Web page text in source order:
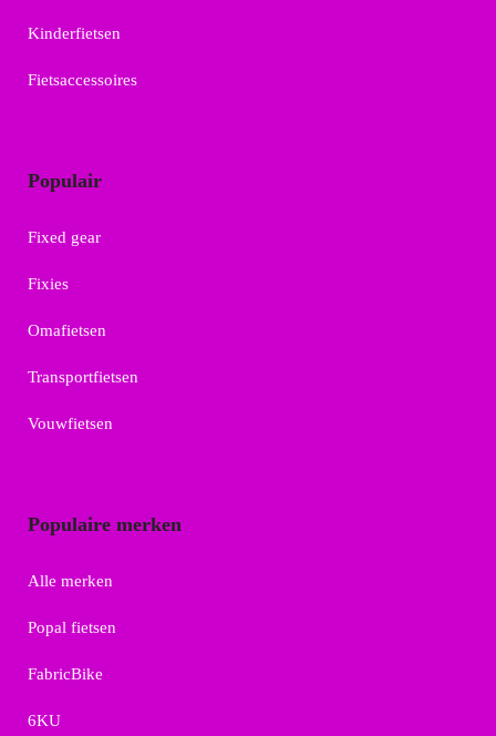
Kinderfietsen
Fietsaccessoires
Populair
Fixed gear
Fixies
Omafietsen
Transportfietsen
Vouwfietsen
Populaire merken
Alle merken
Popal fietsen
FabricBike
6KU